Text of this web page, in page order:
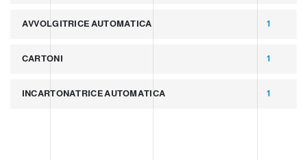
AVVOLGITRICE AUTOMATICA 1
CARTONI 1
INCARTONATRICE AUTOMATICA 1